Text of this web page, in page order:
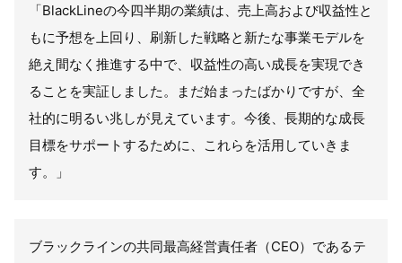
「BlackLineの今四半期の業績は、売上高および収益性と
もに予想を上回り、刷新した戦略と新たな事業モデルを
絶え間なく推進する中で、収益性の高い成長を実現でき
ることを実証しました。まだ始まったばかりですが、全
社的に明るい兆しが見えています。今後、長期的な成長
目標をサポートするために、これらを活用していきま
す。」
ブラックラインの共同最高経営責任者（CEO）であるテ